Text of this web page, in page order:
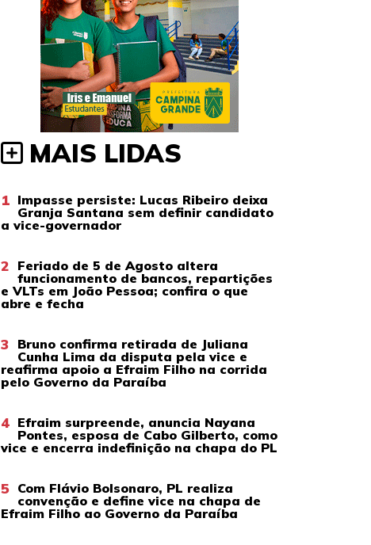
MAIS LIDAS
1 Impasse persiste: Lucas Ribeiro deixa
Granja Santana sem definir candidato
a vice-governador
2 Feriado de 5 de Agosto altera
funcionamento de bancos, repartições
e VLTs em João Pessoa; confira o que
abre e fecha
3 Bruno confirma retirada de Juliana
Cunha Lima da disputa pela vice e
reafirma apoio a Efraim Filho na corrida
pelo Governo da Paraíba
4 Efraim surpreende, anuncia Nayana
Pontes, esposa de Cabo Gilberto, como
vice e encerra indefinição na chapa do PL
5 Com Flávio Bolsonaro, PL realiza
convenção e define vice na chapa de
Efraim Filho ao Governo da Paraíba